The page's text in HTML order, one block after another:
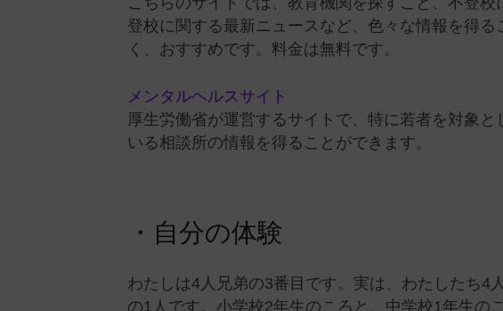
登校に関する最新ニュースなど、色々な情報を得
く、おすすめです。料金は無料です。
メンタルヘルスサイト
厚生労働省が運営するサイトで、特に若者を対象
いる相談所の情報を得ることができます。
・自分の体験
わたしは4人兄弟の3番目です。実は、わたしたち4
の1人です。小学校2年生のころと、中学校1年生の